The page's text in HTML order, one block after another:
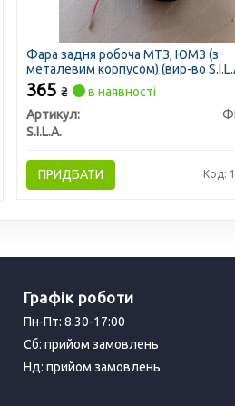
Фара задня робоча МТЗ, ЮМЗ (з
металевим корпусом) (вир-во
365 ₴
в наявності
Артикул:
S.I.L.A.
ПРИДБАТИ Код:
Графік роботи
Пн-Пт: 8:30-17:00
Сб: прийом замовлень
Нд: прийом замовлень